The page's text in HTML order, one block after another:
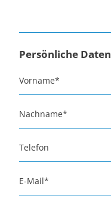
Persönliche Daten
Vorname*
Nachname*
Telefon
E-Mail*